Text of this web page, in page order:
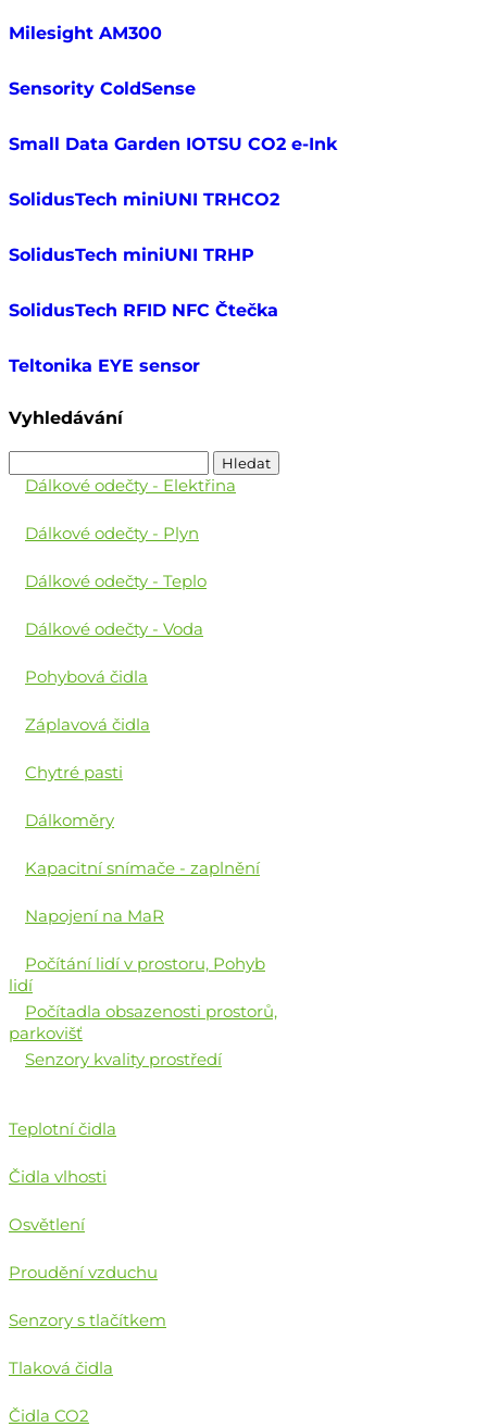
Milesight AM300
Sensority ColdSense
Small Data Garden IOTSU CO2 e-Ink
SolidusTech miniUNI TRHCO2
SolidusTech miniUNI TRHP
SolidusTech RFID NFC Čtečka
Teltonika EYE sensor
Vyhledávání
Dálkové odečty - Elektřina
Dálkové odečty - Plyn
Dálkové odečty - Teplo
Dálkové odečty - Voda
Pohybová čidla
Záplavová čidla
Chytré pasti
Dálkoměry
Kapacitní snímače - zaplnění
Napojení na MaR
Počítání lidí v prostoru, Pohyb
lidí
Počítadla obsazenosti prostorů,
parkovišť
Senzory kvality prostředí
Teplotní čidla
Čidla vlhosti
Osvětlení
Proudění vzduchu
Senzory s tlačítkem
Tlaková čidla
Čidla CO2